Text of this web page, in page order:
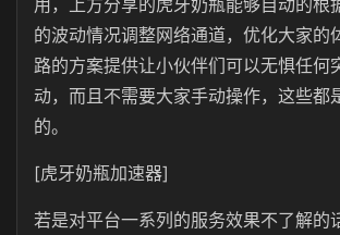
用，上方分享的虎牙奶瓶能够自动的根
的波动情况调整网络通道，优化大家的
路的方案提供让小伙伴们可以无惧任何
动，而且不需要大家手动操作，这些都
的。
[虎牙奶瓶加速器]
若是对平台一系列的服务效果不了解的